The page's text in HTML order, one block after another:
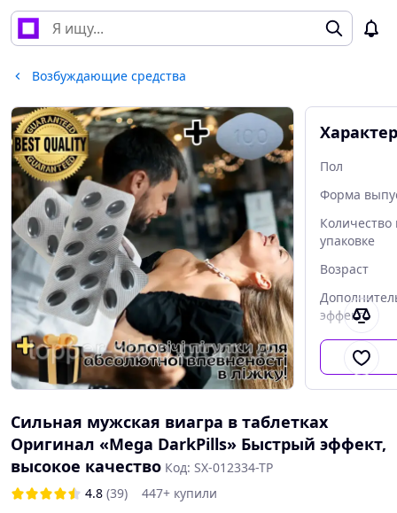
Возбуждающие средства
Пол
Форма
Количество
упаковке
Возраст
эффект
Сильная мужская виагра в таблетках
Оригинал «Mega DarkPills» Быстрый эффект,
высокое качество Код: SX-012334-TP
4.8 (39)
447+ купили